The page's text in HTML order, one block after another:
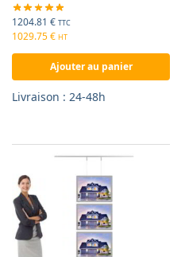
1204.81 € TTC
1029.75€ HT
Ajouter au panier
Livraison : 24-48h